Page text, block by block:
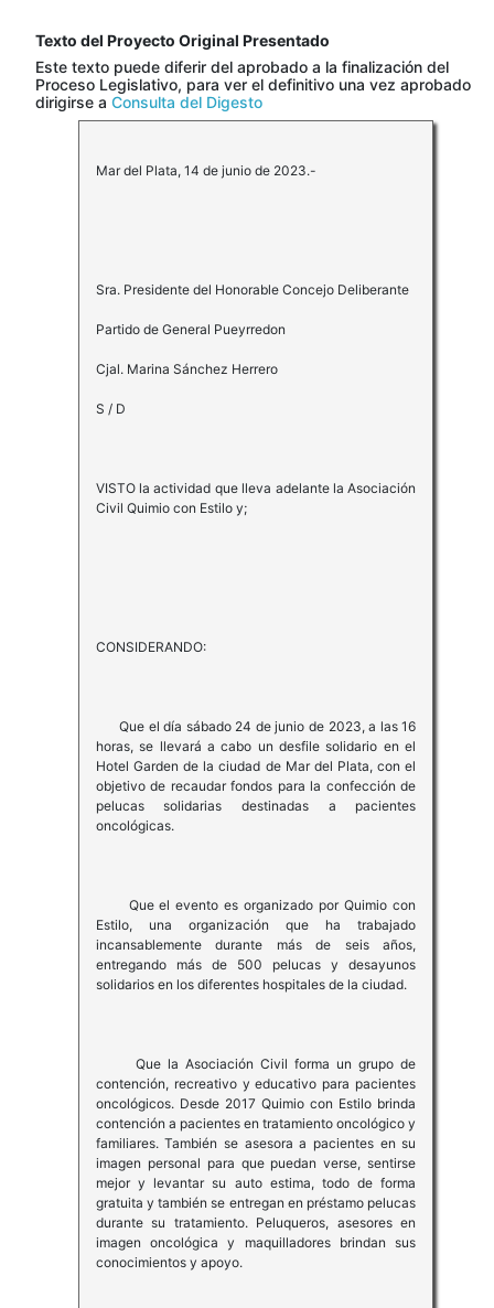
Texto del Proyecto Original Presentado
Este texto puede diferir del aprobado a la finalización del
Proceso Legislativo, para ver el definitivo una vez aprobado
dirigirse a Consulta del Digesto
Mar del Plata, 14 de junio de 2023.-
Sra. Presidente del Honorable Concejo Deliberante
Partido de General Pueyrredon
Cjal. Marina Sánchez Herrero
S / D
VISTO la actividad que lleva adelante la Asociación
Civil Quimio con Estilo y;
CONSIDERANDO:
Que el día sábado 24 de junio de 2023, a las 16
horas, se llevará a cabo un desfile solidario en el
Hotel Garden de la ciudad de Mar del Plata, con el
objetivo de recaudar fondos para la confección de
pelucas solidarias destinadas a pacientes
oncológicas.
Que el evento es organizado por Quimio con
Estilo, una organización que ha trabajado
incansablemente durante más de seis años,
entregando más de 500 pelucas y desayunos
solidarios en los diferentes hospitales de la ciudad.
Que la Asociación Civil forma un grupo de
contención, recreativo y educativo para pacientes
oncológicos. Desde 2017 Quimio con Estilo brinda
contención a pacientes en tratamiento oncológico y
familiares. También se asesora a pacientes en su
imagen personal para que puedan verse, sentirse
mejor y levantar su auto estima, todo de forma
gratuita y también se entregan en préstamo pelucas
durante su tratamiento. Peluqueros, asesores en
imagen oncológica y maquilladores brindan sus
conocimientos y apoyo.